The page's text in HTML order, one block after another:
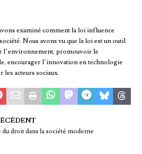
examiné comment la loi influence
Nous avons vu que la loi est un outil
l’environnement, promouvoir le
encourager l’innovation en technologie
les acteurs sociaux.
du droit dans la société moderne